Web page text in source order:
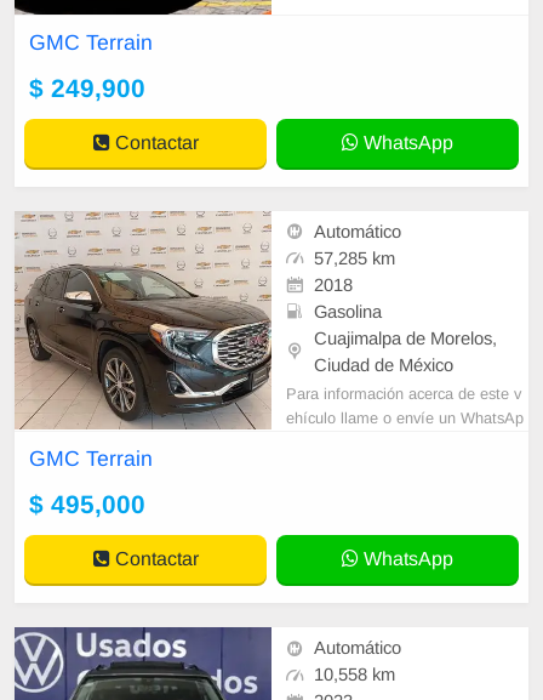
GMC Terrain
$ 249,900
Contactar WhatsApp
Automático
57,285 km
2018
Gasolina
Cuajimalpa de Morelos,
Ciudad de México
Para información acerca de este v
ehículo llame o envíe un WhatsAp
GMC Terrain
$ 495,000
Contactar WhatsApp
Automático
10,558 km